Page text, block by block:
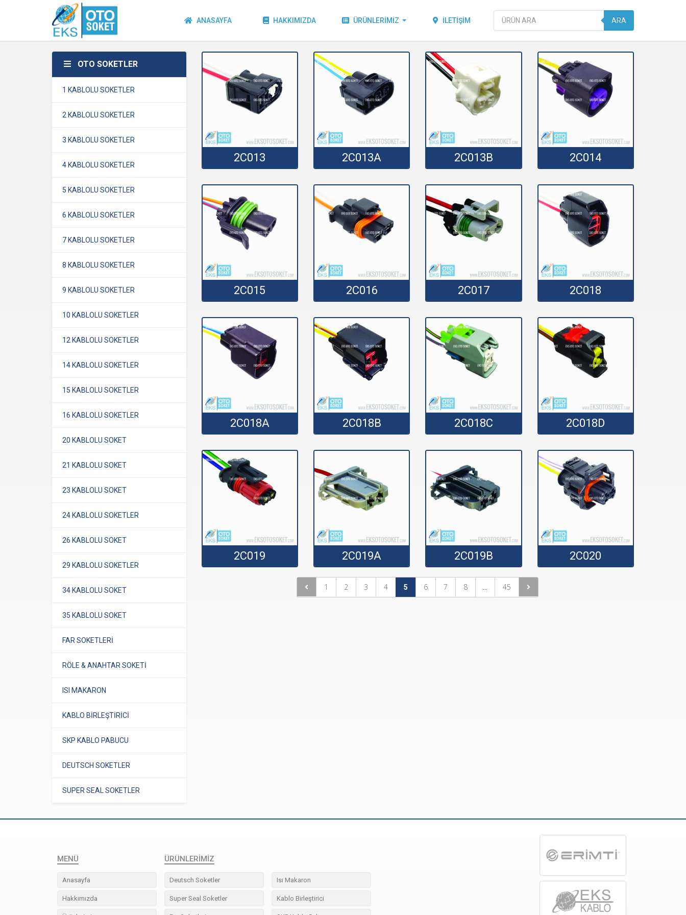
ANASAYFA HAKKIMIZDA ÜRÜNLERIMIZ İLETIŞIM
Products
search
ARA
OTO SOKETLER
1 KABLOLU SOKETLER
2 KABLOLU SOKETLER
3 KABLOLU SOKETLER
4 KABLOLU SOKETLER
5 KABLOLU SOKETLER
6 KABLOLU SOKETLER
7 KABLOLU SOKETLER
8 KABLOLU SOKETLER
9 KABLOLU SOKETLER
10 KABLOLU SOKETLER
12 KABLOLU SOKETLER
14 KABLOLU SOKETLER
15 KABLOLU SOKETLER
16 KABLOLU SOKETLER
20 KABLOLU SOKET
21 KABLOLU SOKET
23 KABLOLU SOKET
24 KABLOLU SOKETLER
26 KABLOLU SOKET
29 KABLOLU SOKETLER
34 KABLOLU SOKET
35 KABLOLU SOKET
FAR SOKETLERİ
RÖLE & ANAHTAR SOKETİ
ISI MAKARON
KABLO BİRLEŞTİRİCİ
SKP KABLO PABUCU
DEUTSCH SOKETLER
SUPER SEAL SOKETLER
2C013 2C013A 2C013B 2C014
2C015 2C016 2C017 2C018
2C018A 2C018B 2C018C 2C018D
2C019 2C019A 2C019B 2C020
1 2 3 4 5 6 7 8 45
MENÜ
Anasayfa
Hakkımızda
ÜRÜNLERIMIZ
Deutsch Soketler
Super Seal Soketler
Isı Makaron
Kablo Birleştirici